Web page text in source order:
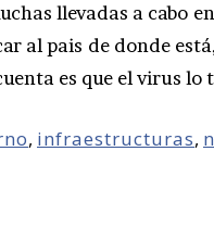
llevadas a cabo
al pais de donde
es que el virus lo
, infraestructuras,